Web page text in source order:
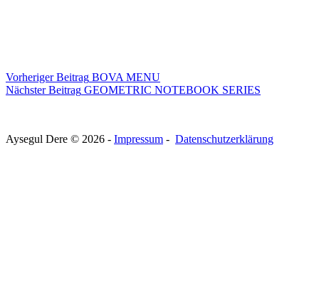
VorherigerBeitrag BOVA MENU
NächsterBeitrag GEOMETRIC NOTEBOOK SERIES
Aysegul Dere © 2026 - Impressum - Datenschutzerklärung